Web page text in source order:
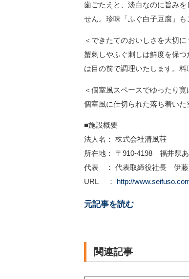
歯ごたえと、淡白なのに旨み
せん。珍味「ふぐ白子豆腐」も
＜できたてのおいしさを大切に
蟹刺しやふぐ刺しは鮮度を保
は目の前で調理いたします。料
＜個室風スペースでゆったり寛
個室風に仕切られた落ち着いた
■施設概要
法人名： 株式会社清風荘
所在地： 〒910-4198 福井県
代表 ： 代表取締役社長 伊藤
URL ：
http://
元記事を読む
関連記事